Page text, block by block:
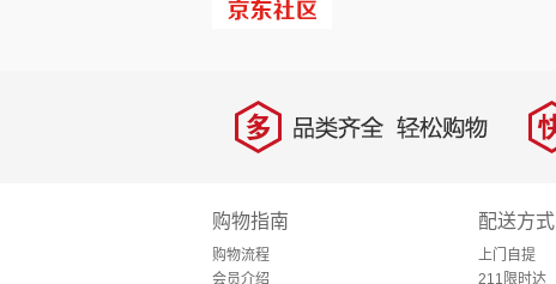
多 品类齐全，轻松购物 快
购物指南
购物流程
会员介绍
配送方式
上门自提
211限时达